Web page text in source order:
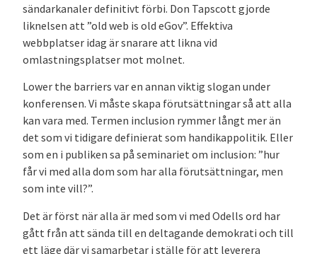
sändarkanaler definitivt förbi. Don Tapscott gjorde
liknelsen att ”old web is old eGov”. Effektiva
webbplatser idag är snarare att likna vid
omlastningsplatser mot molnet.
Lower the barriers var en annan viktig slogan under
konferensen. Vi måste skapa förutsättningar så att alla
kan vara med. Termen inclusion rymmer långt mer än
det som vi tidigare definierat som handikappolitik. Eller
som en i publiken sa på seminariet om inclusion: ”hur
får vi med alla dom som har alla förutsättningar, men
som inte vill?”.
Det är först när alla är med som vi med Odells ord har
gått från att sända till en deltagande demokrati och till
ett läge där vi samarbetar i ställe för att leverera